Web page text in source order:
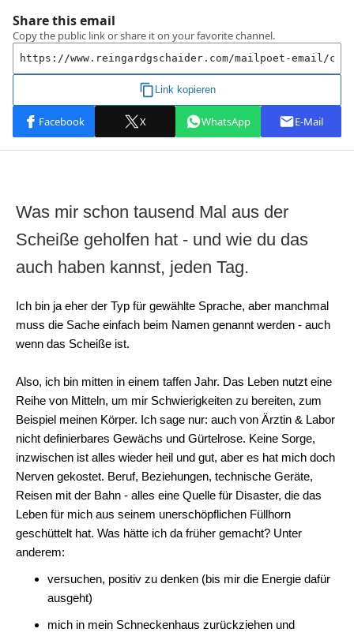
Was mir schon tausend Mal aus der
Scheiße geholfen hat - und wie du das
auch haben kannst, jeden Tag.
Ich bin ja eher der Typ für gewählte Sprache, aber manchmal
muss die Sache einfach beim Namen genannt werden - auch
wenn das Scheiße ist.
Also, ich bin mitten in einem taffen Jahr. Das Leben nutzt eine
Reihe von Mitteln, um mir Schwierigkeiten zu bereiten, zum
Beispiel meinen Körper. Ich sage nur: auch von Ärztin & Labor
nicht definierbares Gewächs und Gürtelrose. Keine Sorge,
inzwischen ist alles wieder heil und gut, aber es hat mich doch
Nerven gekostet. Beruf, Beziehungen, technische Geräte,
Reisen mit der Bahn - alles eine Quelle für Disaster, die das
Leben für mich aus seinem unerschöpflichen Füllhorn
geschüttelt hat. Was hätte ich da früher gemacht? Unter
anderem:
versuchen, positiv zu denken (bis mir die Energie dafür
ausgeht)
mich in mein Schneckenhaus zurückziehen und